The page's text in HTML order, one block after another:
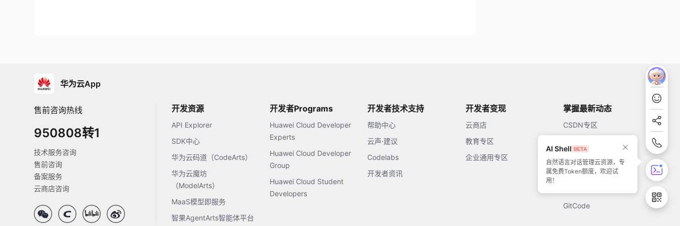
AI Shell
自然语言对话管理云资源，专
属免费Token额度，欢迎试
用！
华为云App
售前咨询热线
950808转1
技术服务咨询
售前咨询
备案服务
云商店咨询
开发资源
API Explorer
SDK中心
华为云码道（CodeArts）
华为云魔坊
（ModelArts）
MaaS模型即服务
智果AgentArts智能体平台
开发者Programs
Huawei Cloud Developer
Experts
Huawei Cloud Developer
Group
Huawei Cloud Student
Developers
开发者技术支持
帮助中心
云声·建议
Codelabs
开发者资讯
开发者变现
云商店
教育专区
企业通用专区
掌握最新动态
CSDN专区
开源中国
51CTO
GitCode